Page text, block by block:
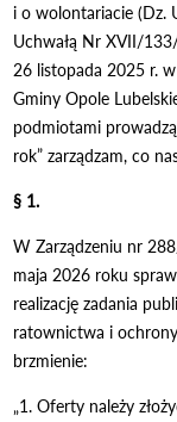
i o wolontariacie (Dz.
Uchwałą Nr XVII/
26 listopada 2025 r.
Gminy Opole
podmiotami
rok” zarządzam, co
§ 1.
W Zarządzeniu nr
maja 2026 roku
realizację zadania
ratownictwa i
brzmienie:
„1. Oferty należy